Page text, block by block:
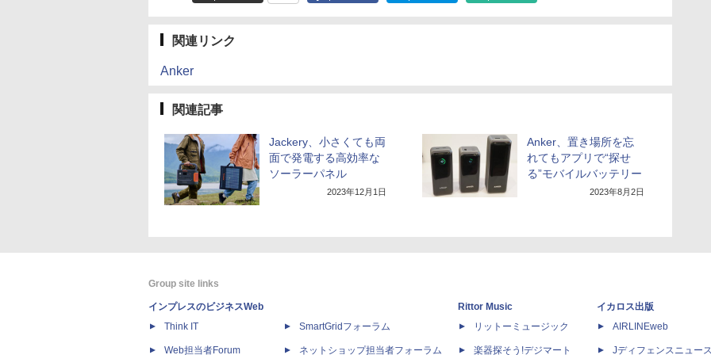
関連リンク
Anker
関連記事
Jackery、小さくても両
面で発電する高効率な
ソーラーパネル
2023年12月1日
Anker、置き場所を忘
れてもアプリで“探せ
る”モバイルバッテリー
2023年8月2日
Group site links
インプレスのビジネスWeb
Think IT
Web担当者Forum
SmartGridフォーラム
ネットショップ担当者フォーラム
Rittor Music
リットーミュージック
楽器探そう!デジマート
イカロス出版
AIRLINEweb
Jディフェンスニュー